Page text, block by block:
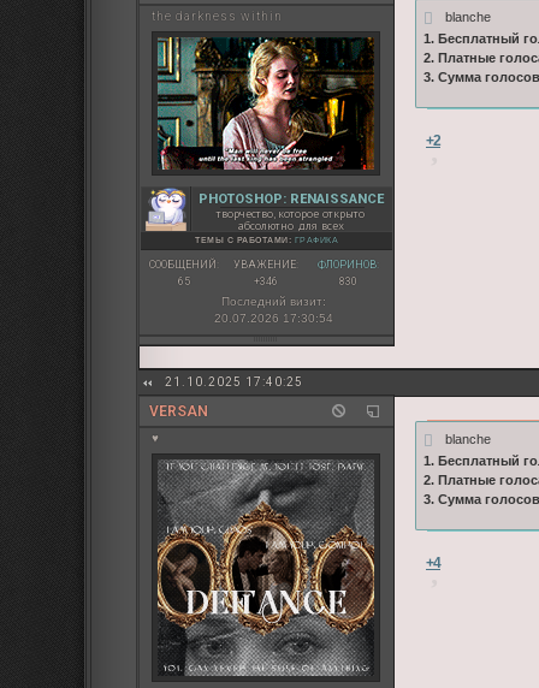
the darkness within
PHOTOSHOP: RENAISSANCE
творчество, которое открыто
абсолютно для всех
ТЕМЫ С РАБОТАМИ: ГРАФИКА
СООБЩЕНИЙ:
65
УВАЖЕНИЕ:
+346
ФЛОРИНОВ:
830
Последний визит:
20.07.2026 17:30:54
blanche
1. Бесплатный
2. Платные
3. Сумма
+2
21.10.2025 17:40:25
VERSAN
♥
blanche
1. Бесплатный
2. Платные
3. Сумма
+4